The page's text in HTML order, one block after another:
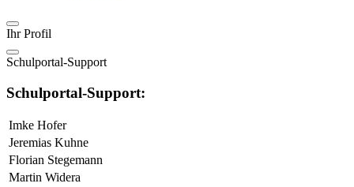
Ihr Profil
Schulportal-Support
Schulportal-Support:
Imke Hofer
Jeremias Kuhne
Florian Stegemann
Martin Widera